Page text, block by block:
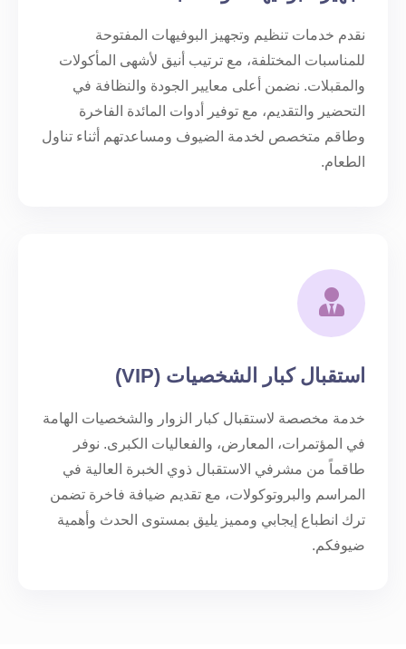
نقدم خدمات تنظيم وتجهيز البوفيهات المفتوحة
للمناسبات المختلفة، مع ترتيب أنيق لأشهى المأكولات
والمقبلات. نضمن أعلى معايير الجودة والنظافة في
التحضير والتقديم، مع توفير أدوات المائدة الفاخرة
وطاقم متخصص لخدمة الضيوف ومساعدتهم أثناء تناول
الطعام.
استقبال كبار الشخصيات (VIP)
خدمة مخصصة لاستقبال كبار الزوار والشخصيات الهامة
في المؤتمرات، المعارض، والفعاليات الكبرى. نوفر
طاقماً من مشرفي الاستقبال ذوي الخبرة العالية في
المراسم والبروتوكولات، مع تقديم ضيافة فاخرة تضمن
ترك انطباع إيجابي ومميز يليق بمستوى الحدث وأهمية
ضيوفكم.